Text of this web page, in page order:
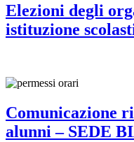
Elezioni degli
istituzione
Comunicazione
alunni – SEDE